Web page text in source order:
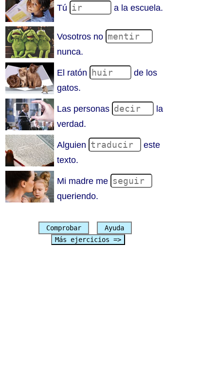
Tú a la escuela.
Vosotros no
nunca.
El ratón
de los
gatos.
Las personas
la
verdad.
Alguien
este
texto.
Mi madre me
queriendo.
Comprobar
Ayuda
Más ejercicios =>